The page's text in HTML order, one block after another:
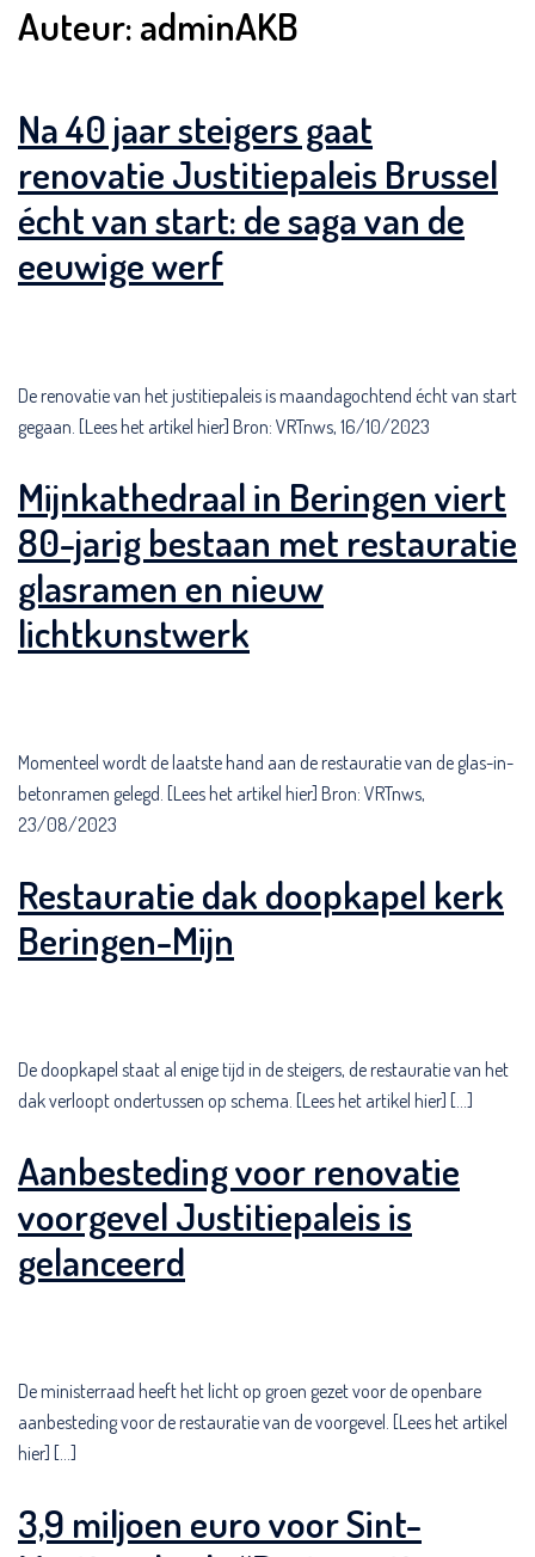
Auteur:adminAKB
Na 40 jaar steigers gaat
renovatie Justitiepaleis Brussel
écht van start: de saga van de
eeuwige werf
De renovatie van het justitiepaleis is maandagochtend écht van start
gegaan. [Lees het artikel hier] Bron: VRTnws, 16/10/2023
Mijnkathedraal in Beringen viert
80-jarig bestaan met restauratie
glasramen en nieuw
lichtkunstwerk
Momenteel wordt de laatste hand aan de restauratie van de glas-in-
betonramen gelegd. [Lees het artikel hier] Bron: VRTnws,
23/08/2023
Restauratie dak doopkapel kerk
Beringen-Mijn
De doopkapel staat al enige tijd in de steigers, de restauratie van het
dak verloopt ondertussen op schema. [Lees het artikel hier] […]
Aanbesteding voor renovatie
voorgevel Justitiepaleis is
gelanceerd
De ministerraad heeft het licht op groen gezet voor de openbare
aanbesteding voor de restauratie van de voorgevel. [Lees het artikel
hier] […]
3,9 miljoen euro voor Sint-